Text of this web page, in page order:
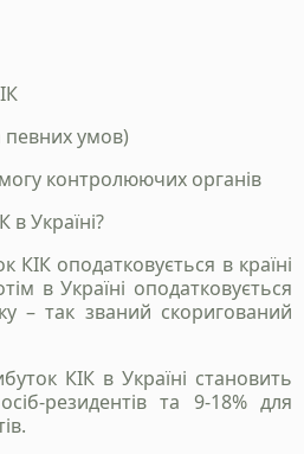
певних умов)
контролюючих органів
в Україні?
КІК оподатковується в країні
в Україні оподатковується
– так званий скоригований
КІК в Україні становить
резидентів та 9-18% для
конфіденційності